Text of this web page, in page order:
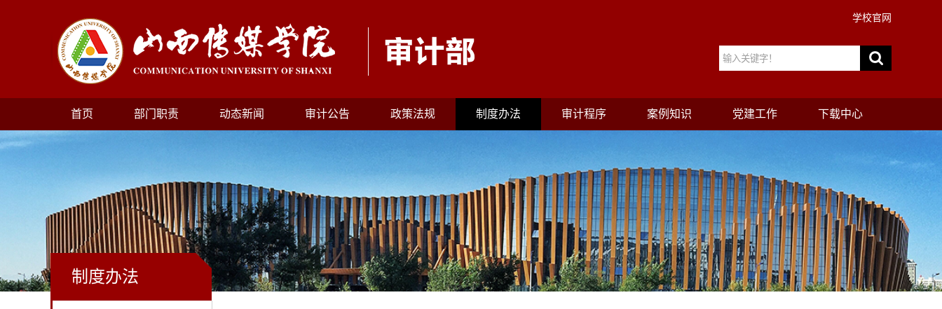
学校官网
首页 部门职责 动态新闻 审计公告 政策法规 制度办法 审计程序 案例知识 党建工作 下载中心
制度办法